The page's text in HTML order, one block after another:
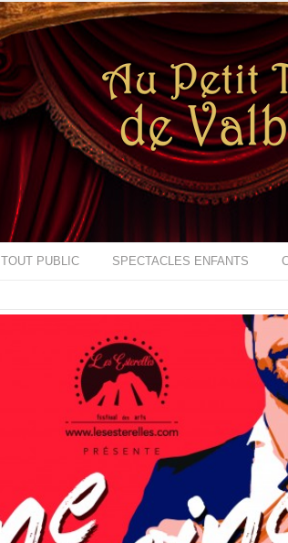
PUBLIC SPECTACLES ENFANTS